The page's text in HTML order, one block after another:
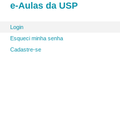
e-Aulas da USP
Login
Esqueci minha senha
Cadastre-se